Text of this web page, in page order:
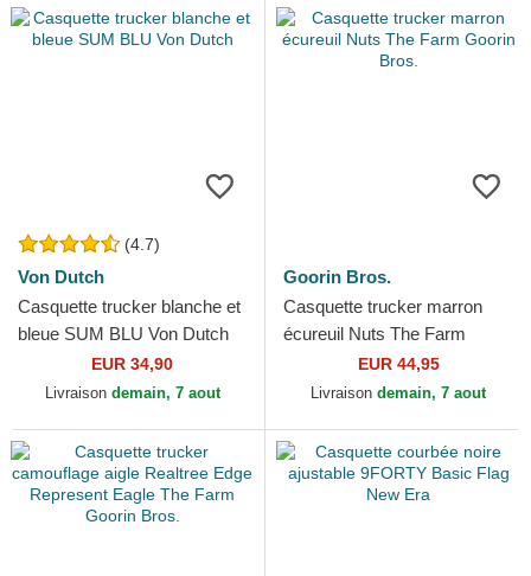
(4.7)
Von Dutch
Casquette trucker blanche et
bleue SUM BLU Von Dutch
EUR 34,90
Livraison demain, 7 aout
Goorin Bros.
Casquette trucker marron
écureuil Nuts The Farm
Goorin Bros.EUR 44,95
Livraison demain, 7 aout